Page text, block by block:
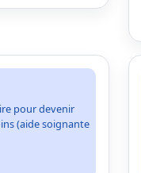
pour devenir
(aide soignante